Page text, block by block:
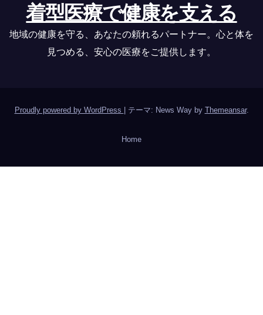
着型医療で健康を支える
地域の健康を守る、あなたの頼れるパートナー。心と体を
見つめる、安心の医療をご提供します。
Proudly powered by WordPress テーマ: News Way by Themeansar.
Home